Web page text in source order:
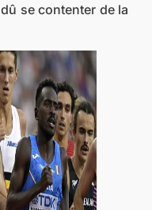
se contenter de la